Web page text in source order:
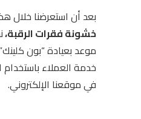
بعد أن استعرضنا خلال
خشونة فقرات الرقبة،
موعد بعيادة “بون
خدمة العملاء
في موقعنا الإلكتروني.